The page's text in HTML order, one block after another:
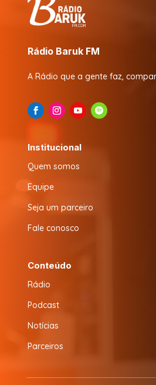
Rádio Baruk FM
A Rádio que a gente faz,
Institucional
Quem somos
Equipe
Seja um parceiro
Fale conosco
Conteúdo
Rádio
Podcast
Notícias
Parceiros